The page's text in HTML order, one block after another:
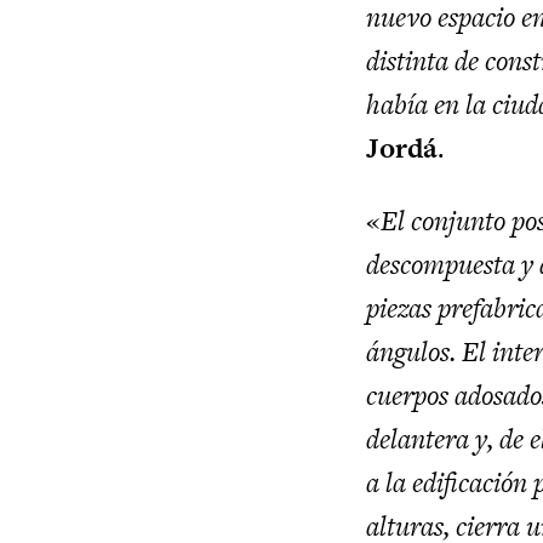
nuevo espacio
distinta de
había en la
Jordá.
«El conjunto
descompuesta
piezas
ángulos. El
cuerpos
delantera y, de
a la edificación
alturas, cierra